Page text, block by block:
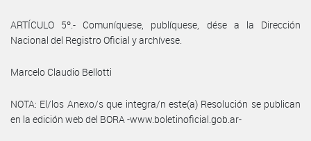
ARTÍCULO 5º.- Comuníquese, publíquese, dése a la Dirección
Nacional del Registro Oficial y archívese.
Marcelo Claudio Bellotti
NOTA: El/los Anexo/s que integra/n este(a) Resolución se publican
en la edición web del BORA -www.boletinoficial.gob.ar-